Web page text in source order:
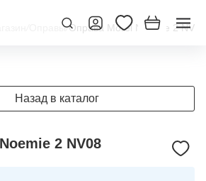
Оправы/Оправа Morel Noemie 2 NV08
Назад в каталог
2 NV08